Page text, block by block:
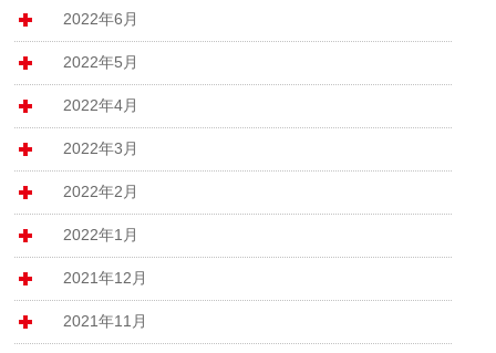
2022年6月
2022年5月
2022年4月
2022年3月
2022年2月
2022年1月
2021年12月
2021年11月